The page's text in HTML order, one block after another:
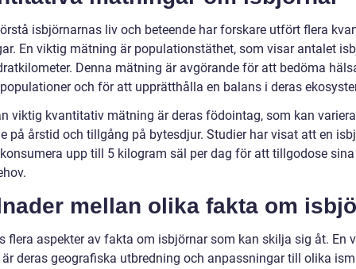
isbjörnarnas liv och beteende har forskare utfört flera
En viktig mätning är populationstäthet, som visar antalet
Denna mätning är avgörande för att bedöma
och för att upprätthålla en balans i deras
viktig kvantitativ mätning är deras födointag, som kan variera
på årstid och tillgång på bytesdjur. Studier har visat att en
upp till 5 kilogram säl per dag för att tillgodose sina
mellan olika fakta om
flera aspekter av fakta om isbjörnar som kan skilja sig åt. En
deras geografiska utbredning och anpassningar till olika